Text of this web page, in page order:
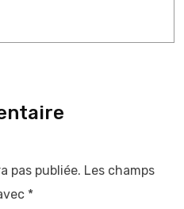
pas publiée. Les champs
*